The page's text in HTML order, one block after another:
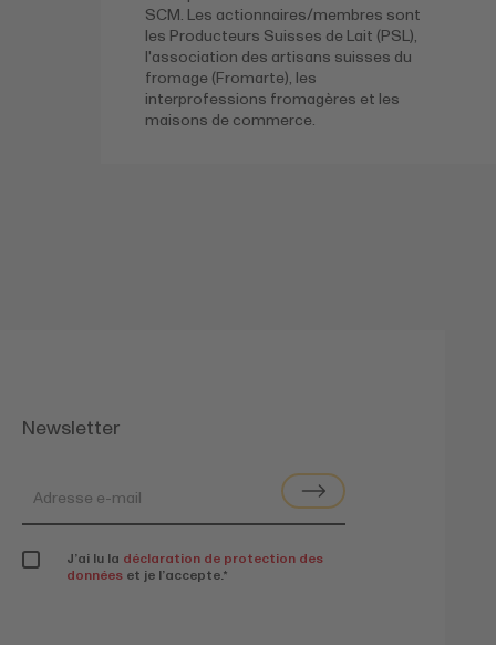
SCM. Les actionnaires/membres sont
les Producteurs Suisses de Lait (PSL),
l'association des artisans suisses du
fromage (Fromarte), les
interprofessions fromagères et les
maisons de commerce.
Newsletter
J’ai lu la déclaration de protection des
données et je l’accepte.*